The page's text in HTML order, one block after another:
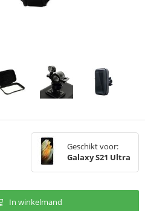
Geschikt voor:
Galaxy S21 Ultra
In winkelmand